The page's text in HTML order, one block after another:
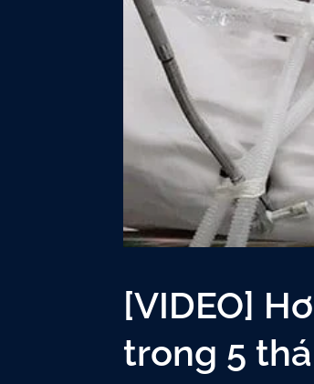
[VIDEO]
trong 5